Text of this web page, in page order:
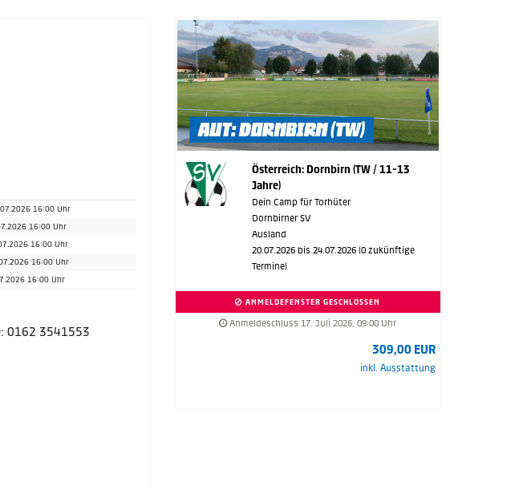
16:00 Uhr
16:00 Uhr
16:00 Uhr
16:00 Uhr
16:00 Uhr
0162 3541553
Österreich: Dornbirn (TW / 11-13
Jahre)
Dein Camp für Torhüter
Dornbirner SV
Ausland
20.07.2026 bis 24.07.2026 (0 zukünftige
Termine)
ANMELDEFENSTER GESCHLOSSEN
Anmeldeschluss 17. Juli 2026, 09:00 Uhr
309,00 EUR
inkl. Ausstattung